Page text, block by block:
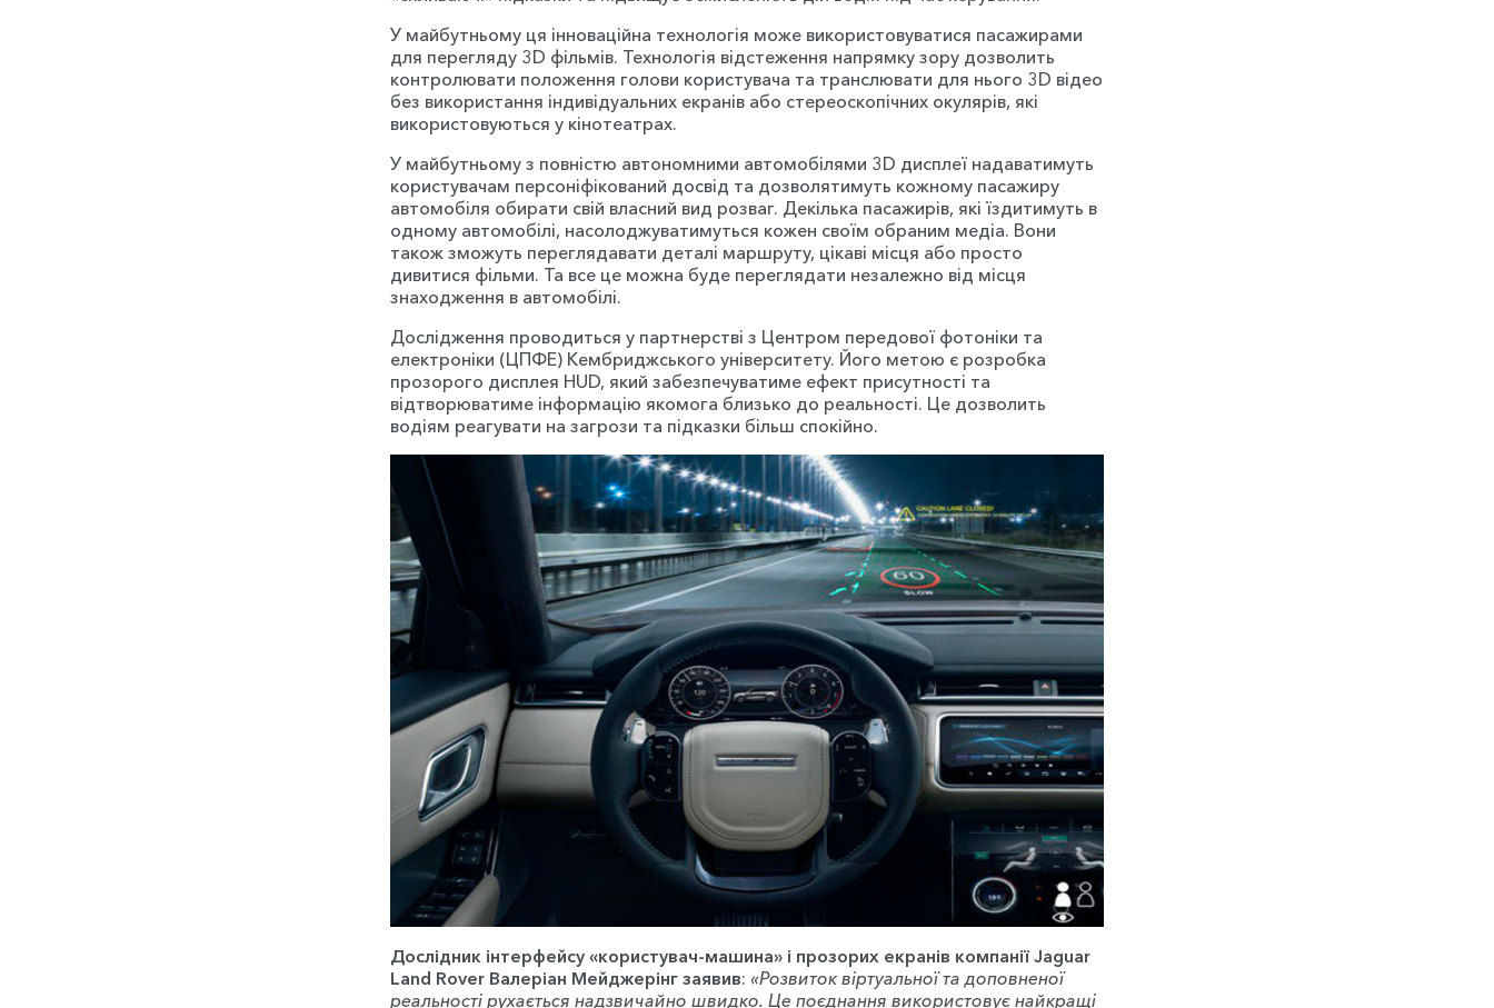
У майбутньому ця інноваційна технологія може використовуватися пасажирами
для перегляду 3D фільмів. Технологія відстеження напрямку зору дозволить
контролювати положення голови користувача та транслювати для нього 3D відео
без використання індивідуальних екранів або стереоскопічних окулярів, які
використовуються у кінотеатрах.
У майбутньому з повністю автономними автомобілями 3D дисплеї надаватимуть
користувачам персоніфікований досвід та дозволятимуть кожному пасажиру
автомобіля обирати свій власний вид розваг. Декілька пасажирів, які їздитимуть в
одному автомобілі, насолоджуватимуться кожен своїм обраним медіа. Вони
також зможуть переглядавати деталі маршруту, цікаві місця або просто
дивитися фільми. Та все це можна буде переглядати незалежно від місця
знаходження в автомобілі.
Дослідження проводиться у партнерстві з Центром передової фотоніки та
електроніки (ЦПФЕ) Кембриджського університету. Його метою є розробка
прозорого дисплея HUD, який забезпечуватиме ефект присутності та
відтворюватиме інформацію якомога близько до реальності. Це дозволить
водіям реагувати на загрози та підказки більш спокійно.
Дослідник інтерфейсу «користувач-машина» і прозорих екранів компанії Jaguar
Land Rover Валеріан Мейджерінг заявив: «Розвиток віртуальної та доповненої
реальності рухається надзвичайно швидко. Це поєднання використовує найкращі